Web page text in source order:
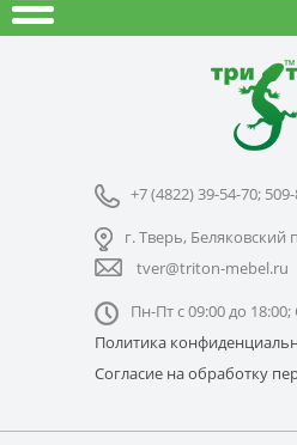
+7 (4822) 39-54-70;
г. Тверь, Беляковский
tver@triton-mebel.ru
Пн-Пт с 09:00 до
Политика
Согласие на обработку